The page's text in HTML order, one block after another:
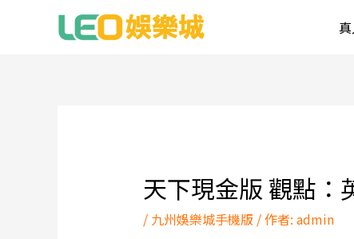
天下現金版 觀點：
/ 九州娛樂城手機版/ 作者: admin